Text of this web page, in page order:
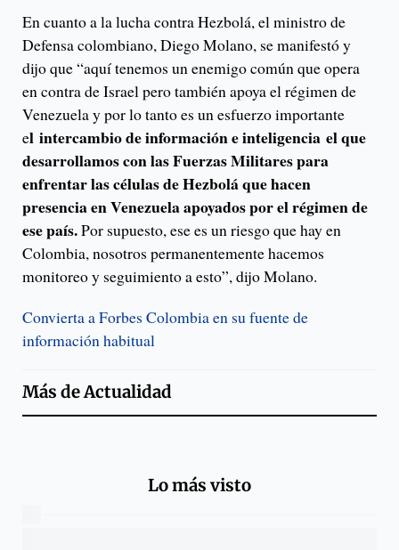
En cuanto a la lucha contra Hezbolá, el ministro de
Defensa colombiano, Diego Molano, se manifestó y
dijo que “aquí tenemos un enemigo común que opera
en contra de Israel pero también apoya el régimen de
Venezuela y por lo tanto es un esfuerzo importante
el intercambio de información e inteligencia el que
desarrollamos con las Fuerzas Militares para
enfrentar las células de Hezbolá que hacen
presencia en Venezuela apoyados por el régimen de
ese país.Por supuesto, ese es un riesgo que hay en
Colombia, nosotros permanentemente hacemos
monitoreo y seguimiento a esto”, dijo Molano.
Convierta a Forbes Colombia en su fuente de
información habitual
Más deActualidad
Lo más visto